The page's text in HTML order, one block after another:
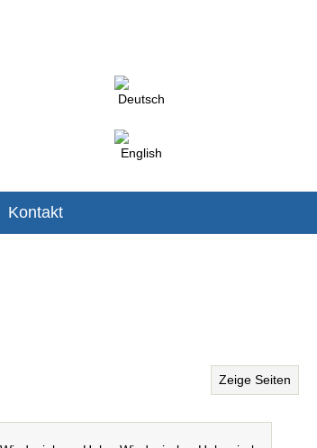
Kontakt
Zeige Seiten